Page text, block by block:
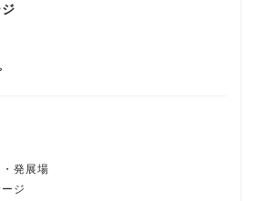
発展場
ジ